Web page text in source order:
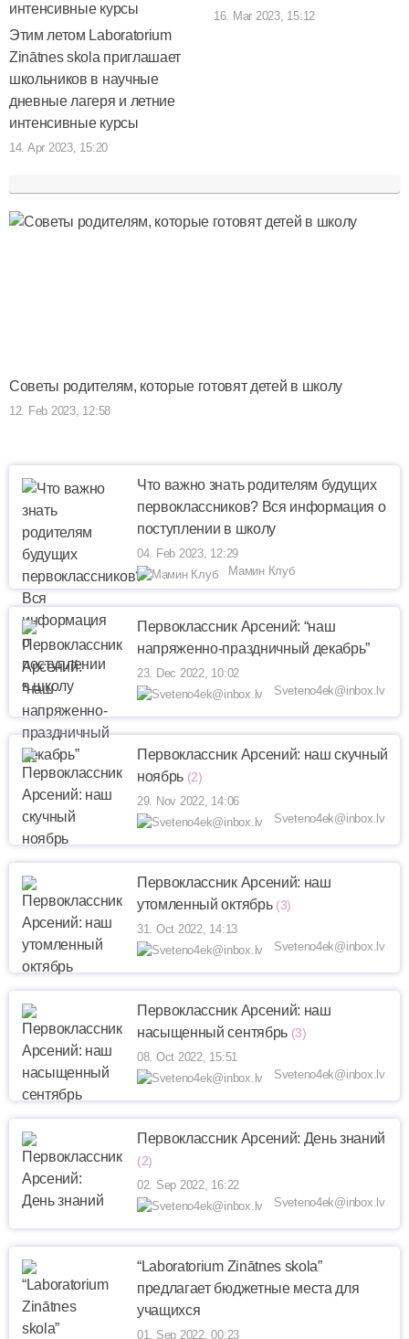
Этим летом Laboratorium
Zinātnes skola приглашает
школьников в научные
дневные лагеря и летние
интенсивные курсы
14. Apr 2023, 15:20
16. Mar 2023, 15:12
Советы родителям, которые готовят детей в школу
12. Feb 2023, 12:58
Что важно знать родителям будущих
первоклассников? Вся информация о
поступлении в школу
04. Feb 2023, 12:29
Мамин Клуб
Первоклассник Арсений: “наш
напряженно-праздничный декабрь”
23. Dec 2022, 10:02
Sveteno4ek@inbox.lv
Первоклассник Арсений: наш скучный
ноябрь (2)
29. Nov 2022, 14:06
Sveteno4ek@inbox.lv
Первоклассник Арсений: наш
утомленный октябрь (3)
31. Oct 2022, 14:13
Sveteno4ek@inbox.lv
Первоклассник Арсений: наш
насыщенный сентябрь (3)
08. Oct 2022, 15:51
Sveteno4ek@inbox.lv
Первоклассник Арсений: День знаний
(2)
02. Sep 2022, 16:22
Sveteno4ek@inbox.lv
“Laboratorium Zinātnes skola”
предлагает бюджетные места для
учащихся
01. Sep 2022, 00:23